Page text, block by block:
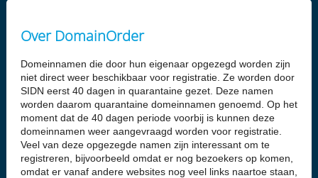
Over DomainOrder
Domeinnamen die door hun eigenaar opgezegd worden zijn
niet direct weer beschikbaar voor registratie. Ze worden door
SIDN eerst 40 dagen in quarantaine gezet. Deze namen
worden daarom quarantaine domeinnamen genoemd. Op het
moment dat de 40 dagen periode voorbij is kunnen deze
domeinnamen weer aangevraagd worden voor registratie.
Veel van deze opgezegde namen zijn interessant om te
registreren, bijvoorbeeld omdat er nog bezoekers op komen,
omdat er vanaf andere websites nog veel links naartoe staan,